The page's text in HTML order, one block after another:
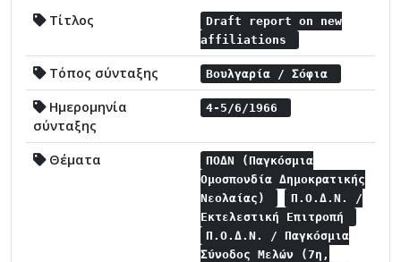
Τίτλος
Draft report on new
affiliations
Τόπος σύνταξης Βουλγαρία / Σόφια
Ημερομηνία
σύνταξης
4-5/6/1966
Θέματα
ΠΟΔΝ (Παγκόσμια
Ομοσπονδία Δημοκρατικής
Νεολαίας)
Π.Ο.Δ.Ν. /
Εκτελεστική Επιτροπή
Π.Ο.Δ.Ν. / Παγκόσμια
Σύνοδος Μελών (7η,